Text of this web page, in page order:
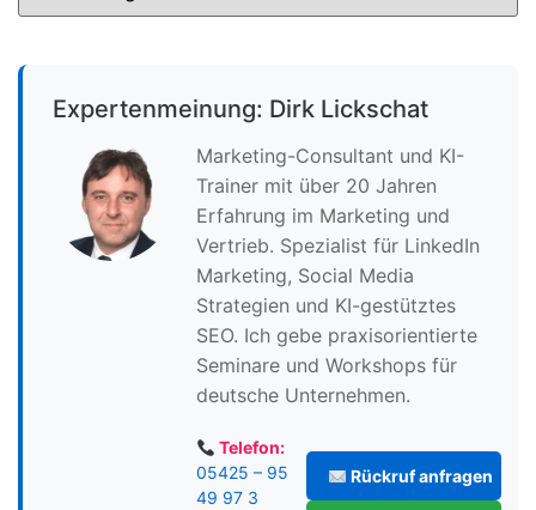
Expertenmeinung: Dirk Lickschat
Marketing-Consultant und KI-
Trainer mit über 20 Jahren
Erfahrung im Marketing und
Vertrieb. Spezialist für LinkedIn
Marketing, Social Media
Strategien und KI-gestütztes
SEO. Ich gebe praxisorientierte
Seminare und Workshops für
deutsche Unternehmen.
Telefon:
05425 – 95
49 97 3
Rückruf anfragen